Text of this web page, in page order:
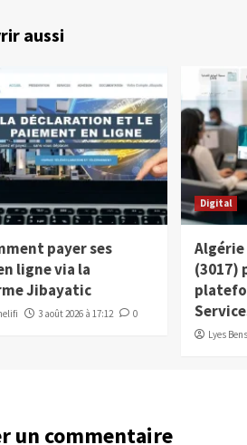
aussi
payer ses
ligne via la
Jibayatic
3 août 2026 à 17:12 0
Digital
(3017)
Lyes
un commentaire